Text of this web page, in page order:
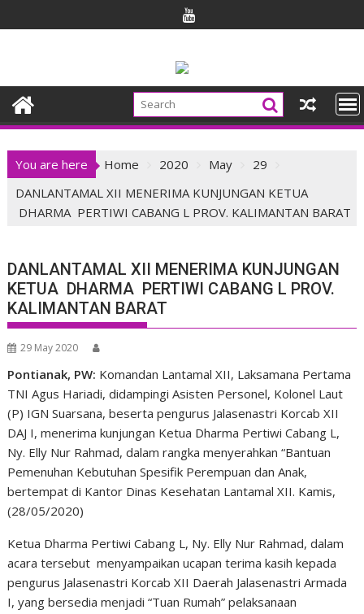
to
You are here Home 2020 May
29
DANLANTAMAL XII MENERIMA KUNJUNGAN KETUA
DHARMA PERTIWI CABANG L PROV. KALIMANTAN BARAT
DANLANTAMAL XII MENERIMA KUNJUNGAN
KETUA DHARMA PERTIWI CABANG L PROV.
KALIMANTAN BARAT
29 May 2020
Pontianak, PW: Komandan Lantamal XII, Laksamana Pertama
TNI Agus Hariadi, didampingi Asisten Personel, Kolonel Laut
(P) IGN Suarsana, beserta pengurus Jalasenastri Korcab XII
DAJ I, menerima kunjungan Ketua Dharma Pertiwi Cabang L,
Ny. Elly Nur Rahmad, dalam rangka menyerahkan “Bantuan
Pemenuhan Kebutuhan Spesifik Perempuan dan Anak,
bertempat di Kantor Dinas Kesehatan Lantamal XII. Kamis,
(28/05/2020)
Ketua Dharma Pertiwi Cabang L, Ny. Elly Nur Rahmad, dalam
acara tersebut menyampaikan ucapan terima kasih kepada
pengurus Jalasenastri Korcab XII Daerah Jalasenastri Armada
I, yang bersedia menjadi “Tuan Rumah” pelaksanaan